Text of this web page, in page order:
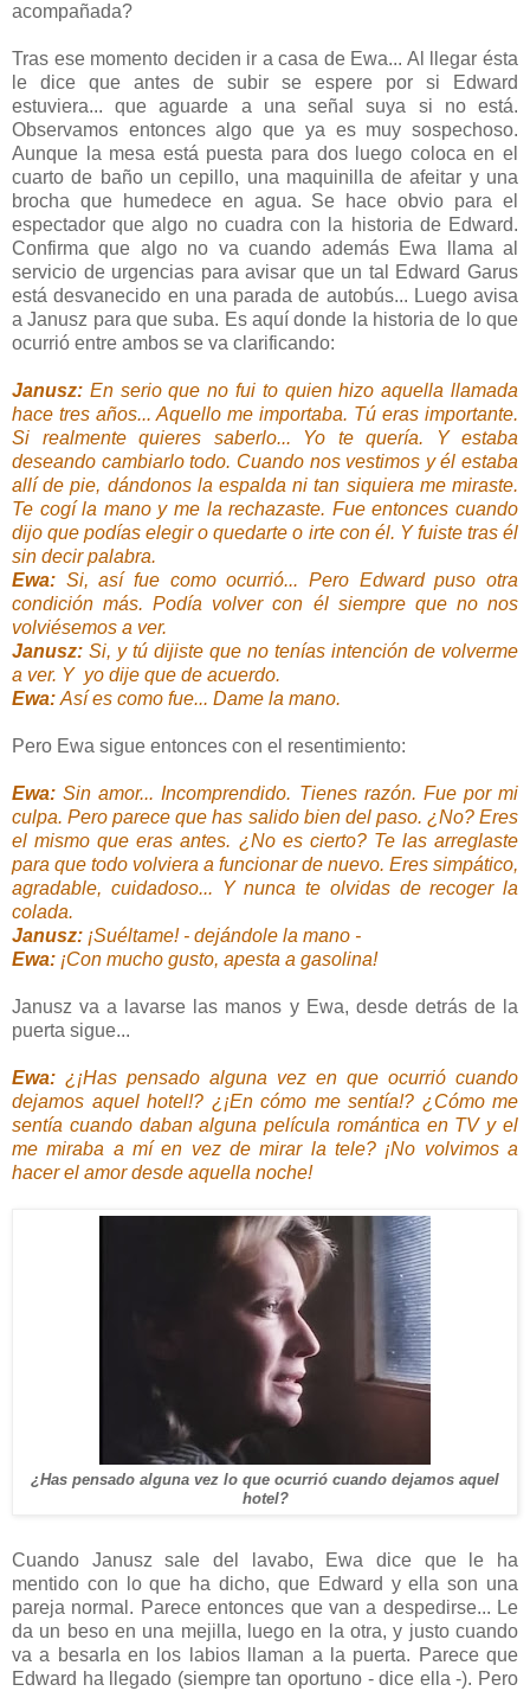
acompañada?
Tras ese momento deciden ir a casa de Ewa... Al llegar ésta
le dice que antes de subir se espere por si Edward
estuviera... que aguarde a una señal suya si no está.
Observamos entonces algo que ya es muy sospechoso.
Aunque la mesa está puesta para dos luego coloca en el
cuarto de baño un cepillo, una maquinilla de afeitar y una
brocha que humedece en agua. Se hace obvio para el
espectador que algo no cuadra con la historia de Edward.
Confirma que algo no va cuando además Ewa llama al
servicio de urgencias para avisar que un tal Edward Garus
está desvanecido en una parada de autobús... Luego avisa
a Janusz para que suba. Es aquí donde la historia de lo que
ocurrió entre ambos se va clarificando:
Janusz: En serio que no fui to quien hizo aquella llamada
hace tres años... Aquello me importaba. Tú eras importante.
Si realmente quieres saberlo... Yo te quería. Y estaba
deseando cambiarlo todo. Cuando nos vestimos y él estaba
allí de pie, dándonos la espalda ni tan siquiera me miraste.
Te cogí la mano y me la rechazaste. Fue entonces cuando
dijo que podías elegir o quedarte o irte con él. Y fuiste tras él
sin decir palabra.
Ewa: Si, así fue como ocurrió... Pero Edward puso otra
condición más. Podía volver con él siempre que no nos
volviésemos a ver.
Janusz: Si, y tú dijiste que no tenías intención de volverme
a ver. Y yo dije que de acuerdo.
Ewa:Así es como fue... Dame la mano.
Pero Ewa sigue entonces con el resentimiento:
Ewa:Sin amor... Incomprendido. Tienes razón. Fue por mi
culpa. Pero parece que has salido bien del paso. ¿No? Eres
el mismo que eras antes. ¿No es cierto? Te las arreglaste
para que todo volviera a funcionar de nuevo. Eres simpático,
agradable, cuidadoso... Y nunca te olvidas de recoger la
colada.
Janusz: ¡Suéltame! - dejándole la mano -
Ewa: ¡Con mucho gusto, apesta a gasolina!
Janusz va a lavarse las manos y Ewa, desde detrás de la
puerta sigue...
Ewa: ¿¡Has pensado alguna vez en que ocurrió cuando
dejamos aquel hotel!? ¿¡En cómo me sentía!? ¿Cómo me
sentía cuando daban alguna película romántica en TV y el
me miraba a mí en vez de mirar la tele? ¡No volvimos a
hacer el amor desde aquella noche!
¿Has pensado alguna vez lo que ocurrió cuando dejamos aquel
hotel?
Cuando Janusz sale del lavabo, Ewa dice que le ha
mentido con lo que ha dicho, que Edward y ella son una
pareja normal. Parece entonces que van a despedirse... Le
da un beso en una mejilla, luego en la otra, y justo cuando
va a besarla en los labios llaman a la puerta. Parece que
Edward ha llegado (siempre tan oportuno - dice ella -). Pero